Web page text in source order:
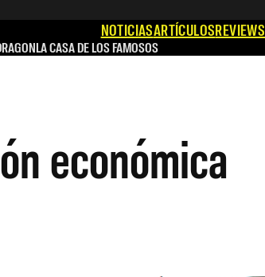
NOTICIASARTÍCULOSREVIEWS
LA CASA DE LOS FAMOSOS
económica